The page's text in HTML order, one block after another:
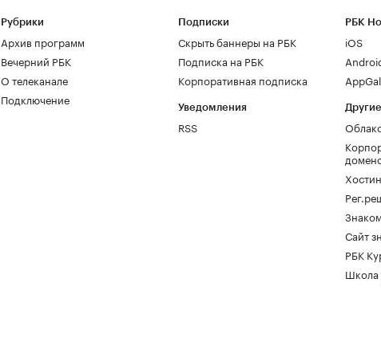
Рубрики
Архив программ
Вечерний РБК
О телеканале
Подключение
Подписки
Скрыть баннеры на РБК
Подписка на РБК
Корпоративная подписка
Уведомления
RSS
РБК
iOS
Сайт
РБК
Школа